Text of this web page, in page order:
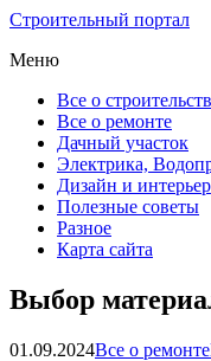
Строительный портал
Меню
Все о
Все о ремонте
Дачный участок
Электрика,
Дизайн и интерьер
Полезные советы
Разное
Карта сайта
Выбор
01.09.2024Все о ремонте